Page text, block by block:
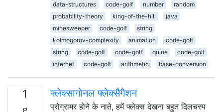
data-structures
code-golf number
random
probability-theory
king-of-the-hill
java
minesweeper
code-golf
string
kolmogorov-complexity
animation
code-golf
string
code-golf code-golf quine
code-golf
internet
code-golf arithmetic base-conversion
1 फ्लेक्सागोनल फ्लेक्सैगैशन
प्रोग्रामर होने के नाते, हमें फ्लेक्स देखना बहुत दिलचस्प